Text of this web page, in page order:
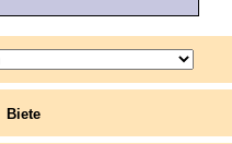
Biete